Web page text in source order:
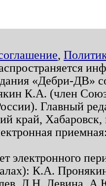
,
«Дебри-ДВ»
К.А. (член
Главный
край,
электронного
К.А.
Л.Н. Левина,